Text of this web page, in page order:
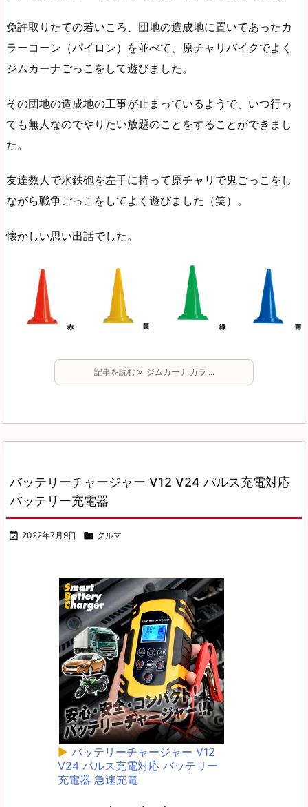
免許取りたての若いころ、団地の造成地に置いてあったカ
ラーコーン（パイロン）を並べて、原チャリバイクでよく
ジムカーナごっこをして遊びました。
その団地の造成地の工事が止まっているようで、いつ行っ
ても無人なのでやりたい放題のことをすることができまし
た。
友達数人で水鉄砲を左手に持って原チャリで鬼ごっこをし
ながら戦争ごっこをしてよく遊びました（笑）。
懐かしい思い出話でした。
記事を読む ジムカーナ カラ ...
バッテリーチャージャー V12 V24 パルス充電対応
バッテリー充電器
 2022年7月9日  クルマ
▶ バッテリーチャージャー V12
V24 パルス充電対応 バッテリー
充電器 急速充電